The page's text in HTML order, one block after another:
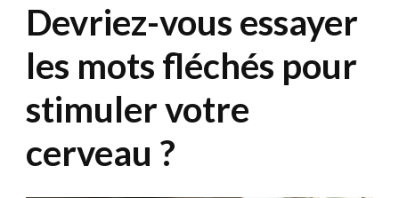
Devriez-vous essayer
les mots fléchés pour
stimuler votre
cerveau ?